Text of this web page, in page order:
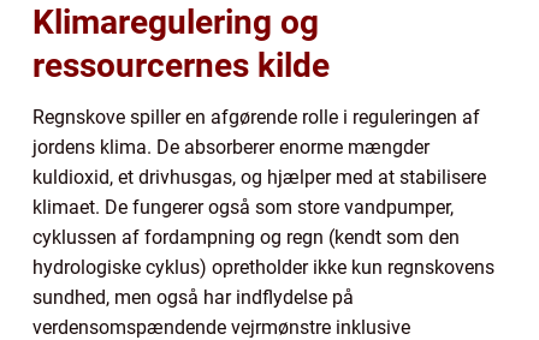
Klimaregulering og
ressourcernes kilde
Regnskove spiller en afgørende rolle i reguleringen af
jordens klima. De absorberer enorme mængder
kuldioxid, et drivhusgas, og hjælper med at stabilisere
klimaet. De fungerer også som store vandpumper,
cyklussen af fordampning og regn (kendt som den
hydrologiske cyklus) opretholder ikke kun regnskovens
sundhed, men også har indflydelse på
verdensomspændende vejrmønstre inklusive